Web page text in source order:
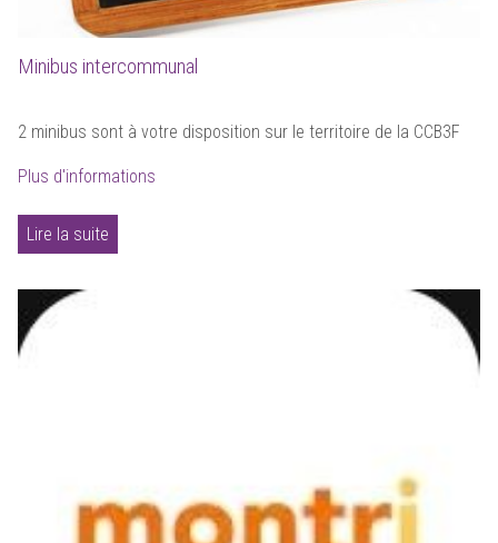
Minibus intercommunal
2 minibus sont à votre disposition sur le territoire de la CCB3F
Plus d'informations
Lire la suite